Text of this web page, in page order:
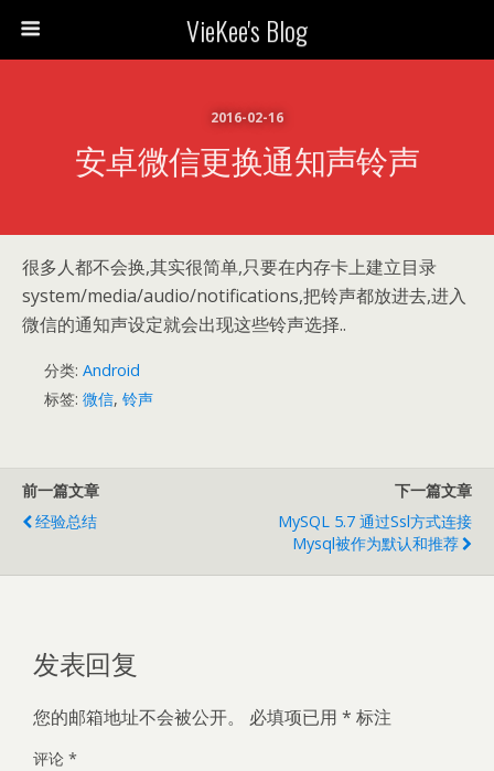
VieKee's Blog
2016-02-16
安卓微信更换通知声铃声
很多人都不会换,其实很简单,只要在内存卡上建立目录
system/media/audio/notifications,把铃声都放进去,进入
微信的通知声设定就会出现这些铃声选择..
分类: Android
标签: 微信, 铃声
前一篇文章
经验总结
下一篇文章
MySQL 5.7 通过ssl方式连接
Mysql被作为默认和推荐
发表回复
您的邮箱地址不会被公开。 必填项已用 * 标注
评论 *